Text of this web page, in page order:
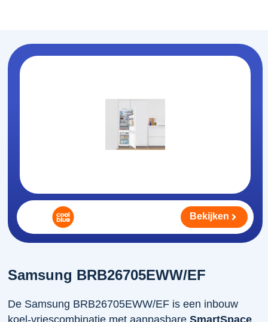
Samsung BRB26705EWW/EF
De Samsung BRB26705EWW/EF is een inbouw
koel-vriescombinatie met aanpasbareSmartSpace
Bekijken